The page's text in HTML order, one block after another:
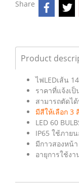
Share
Product
ไฟLEDเส้น
ราคาที่แจ้งเ
สามารถตัดไ
มีสีให้เลือก 3
LED 60
IP65 ใช้ภาย
มีกาวสองหน้
อายุการใช้ง